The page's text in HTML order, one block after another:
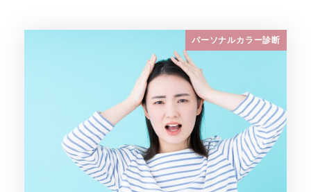
パーソナルカラー診断